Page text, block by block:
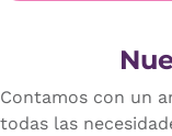
Contamos con un
todas las